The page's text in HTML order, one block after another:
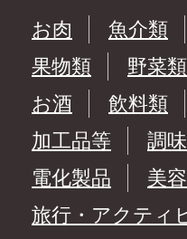
お肉
魚介類
果物類
野菜類
お酒
飲料類
加工品等
調
電化製品
美容
旅行・アクティ